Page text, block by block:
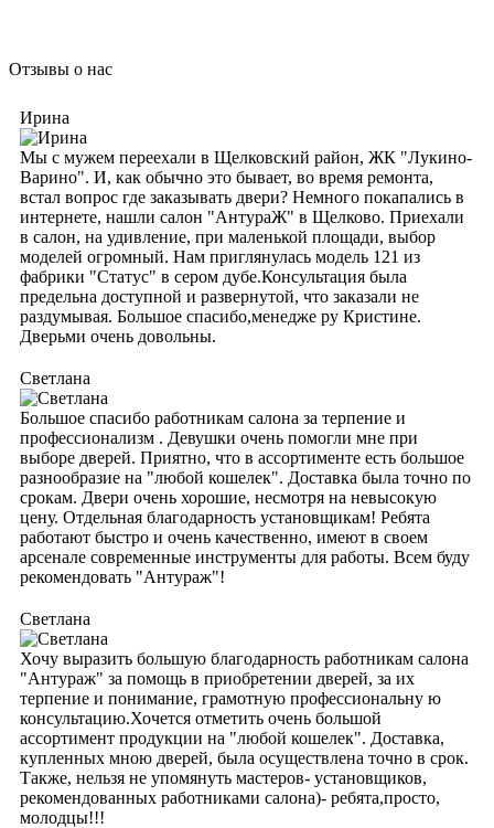
Отзывы о нас
Ирина
Мы с мужем переехали в Щелковский район, ЖК "Лукино-
Варино". И, как обычно это бывает, во время ремонта,
встал вопрос где заказывать двери? Немного покапались в
интернете, нашли салон "АнтураЖ" в Щелково. Приехали
в салон, на удивление, при маленькой площади, выбор
моделей огромный. Нам приглянулась модель 121 из
фабрики "Статус" в сером дубе.Консультация была
предельна доступной и развернутой, что заказали не
раздумывая. Большое спасибо,менедже ру Кристине.
Дверьми очень довольны.
Светлана
Большое спасибо работникам салона за терпение и
профессионализм . Девушки очень помогли мне при
выборе дверей. Приятно, что в ассортименте есть большое
разнообразие на "любой кошелек". Доставка была точно по
срокам. Двери очень хорошие, несмотря на невысокую
цену. Отдельная благодарность установщикам! Ребята
работают быстро и очень качественно, имеют в своем
арсенале современные инструменты для работы. Всем буду
рекомендовать "Антураж"!
Светлана
Хочу выразить большую благодарность работникам салона
"Антураж" за помощь в приобретении дверей, за их
терпение и понимание, грамотную профессиональну ю
консультацию.Хочется отметить очень большой
ассортимент продукции на "любой кошелек". Доставка,
купленных мною дверей, была осуществлена точно в срок.
Также, нельзя не упомянуть мастеров- установщиков,
рекомендованных работниками салона)- ребята,просто,
молодцы!!!